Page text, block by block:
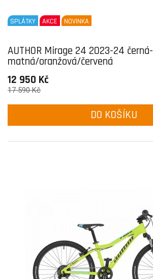
SPLÁTKY AKCE NOVINKA
AUTHOR Mirage 24 2023-24 černá-
matná/oranžová/červená
12 950 Kč
17 590 Kč
DO KOŠÍKU